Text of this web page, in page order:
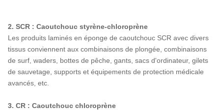
2. SCR : Caoutchouc styrène-chloroprène
Les produits laminés en éponge de caoutchouc SCR avec divers
tissus conviennent aux combinaisons de plongée, combinaisons
de surf, waders, bottes de pêche, gants, sacs d'ordinateur, gilets
de sauvetage, supports et équipements de protection médicale
avancés, etc.
3. CR : Caoutchouc chloroprène